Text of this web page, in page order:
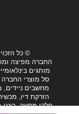
© כל הזכויות
החברה מפיצה
מותגים
סל מוצרי
מחשבים ניידים,
הזרקת דיו,
חלקי מחשב, כונני